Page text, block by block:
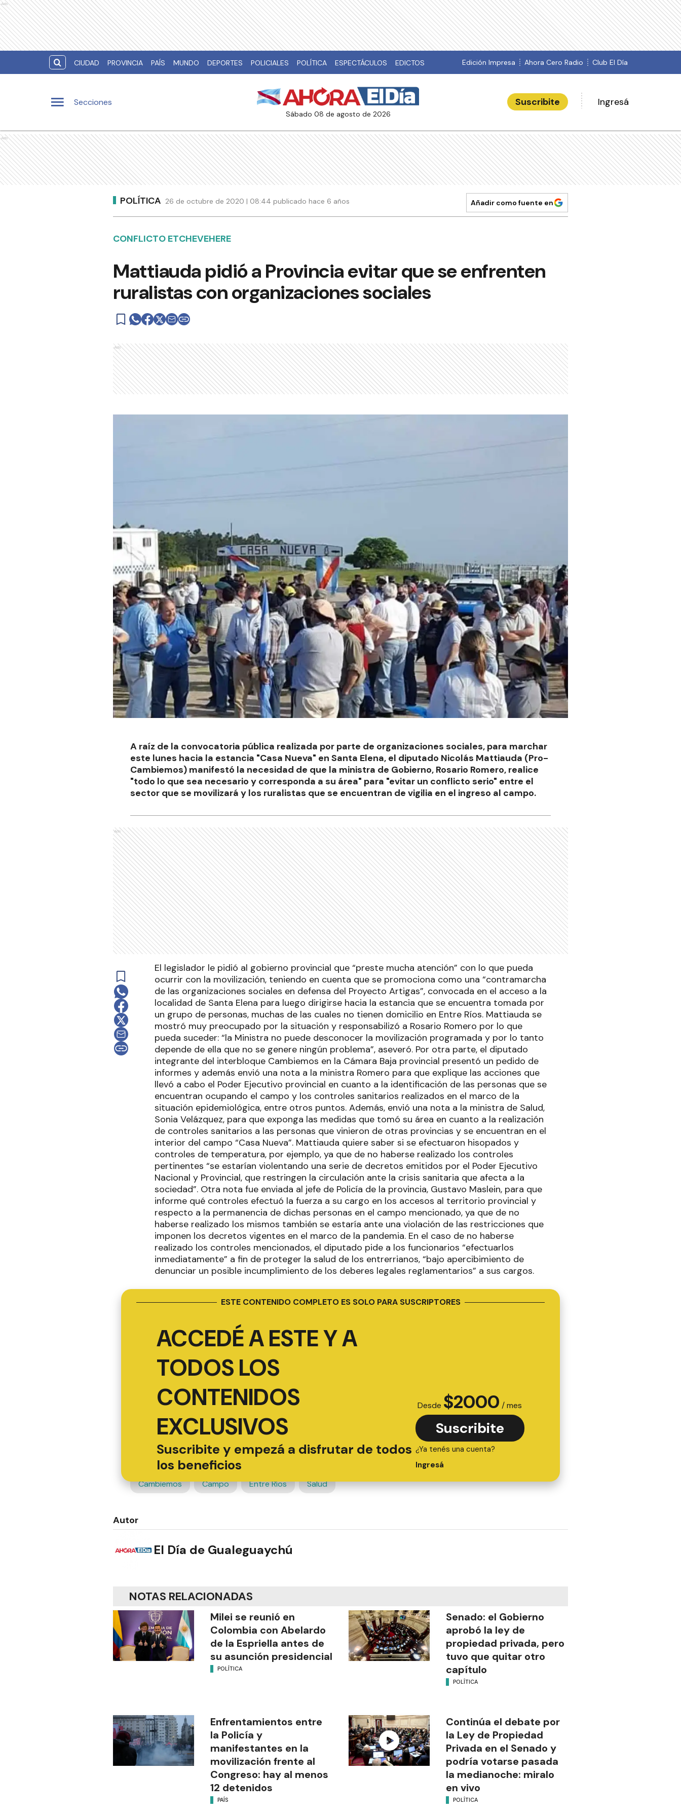
Ads
CIUDAD PROVINCIA PAÍS MUNDO DEPORTES POLICIALES POLÍTICA ESPECTÁCULOS EDICTOS Edición Impresa Ahora Cero Radio Club El Día
Secciones
sábado 08 de agosto de 2026
Suscribite Ingresá
Ads
POLÍTICA 26 de octubre de 2020 | 08:44 publicado hace 6 años Añadir como fuente en
CONFLICTO ETCHEVEHERE
Mattiauda pidió a Provincia evitar que se enfrenten
ruralistas con organizaciones sociales
Ads
A raíz de la convocatoria pública realizada por parte de organizaciones sociales, para marchar
este lunes hacia la estancia "Casa Nueva" en Santa Elena, el diputado Nicolás Mattiauda (Pro-
Cambiemos) manifestó la necesidad de que la ministra de Gobierno, Rosario Romero, realice
"todo lo que sea necesario y corresponda a su área" para "evitar un conflicto serio" entre el
sector que se movilizará y los ruralistas que se encuentran de vigilia en el ingreso al campo.
Ads
El legislador le pidió al gobierno provincial que “preste mucha atención” con lo que pueda
ocurrir con la movilización, teniendo en cuenta que se promociona como una “contramarcha
de las organizaciones sociales en defensa del Proyecto Artigas”, convocada en el acceso a la
localidad de Santa Elena para luego dirigirse hacia la estancia que se encuentra tomada por
un grupo de personas, muchas de las cuales no tienen domicilio en Entre Ríos. Mattiauda se
mostró muy preocupado por la situación y responsabilizó a Rosario Romero por lo que
pueda suceder: “la Ministra no puede desconocer la movilización programada y por lo tanto
depende de ella que no se genere ningún problema”, aseveró. Por otra parte, el diputado
integrante del interbloque Cambiemos en la Cámara Baja provincial presentó un pedido de
informes y además envió una nota a la ministra Romero para que explique las acciones que
llevó a cabo el Poder Ejecutivo provincial en cuanto a la identificación de las personas que se
encuentran ocupando el campo y los controles sanitarios realizados en el marco de la
situación epidemiológica, entre otros puntos. Además, envió una nota a la ministra de Salud,
Sonia Velázquez, para que exponga las medidas que tomó su área en cuanto a la realización
de controles sanitarios a las personas que vinieron de otras provincias y se encuentran en el
interior del campo “Casa Nueva”. Mattiauda quiere saber si se efectuaron hisopados y
controles de temperatura, por ejemplo, ya que de no haberse realizado los controles
pertinentes “se estarían violentando una serie de decretos emitidos por el Poder Ejecutivo
Nacional y Provincial, que restringen la circulación ante la crisis sanitaria que afecta a la
sociedad”. Otra nota fue enviada al jefe de Policía de la provincia, Gustavo Maslein, para que
informe qué controles efectuó la fuerza a su cargo en los accesos al territorio provincial y
respecto a la permanencia de dichas personas en el campo mencionado, ya que de no
haberse realizado los mismos también se estaría ante una violación de las restricciones que
imponen los decretos vigentes en el marco de la pandemia. En el caso de no haberse
realizado los controles mencionados, el diputado pide a los funcionarios “efectuarlos
inmediatamente” a fin de proteger la salud de los entrerrianos, “bajo apercibimiento de
denunciar un posible incumplimiento de los deberes legales reglamentarios” a sus cargos.
ESTE CONTENIDO COMPLETO ES SOLO PARA SUSCRIPTORES
ACCEDÉ A ESTE Y A
TODOS LOS
CONTENIDOS
EXCLUSIVOS
Suscribite y empezá a disfrutar de todos
los beneficios
Desde $2000 / mes
Suscribite
¿Ya tenés una cuenta?
Ingresá
Cambiemos Campo Entre Ríos Salud
Autor
El Día de Gualeguaychú
NOTAS RELACIONADAS
Milei se reunió en
Colombia con Abelardo
de la Espriella antes de
su asunción presidencial
POLÍTICA
Senado: el Gobierno
aprobó la ley de
propiedad privada, pero
tuvo que quitar otro
capítulo
POLÍTICA
Enfrentamientos entre
la Policía y
manifestantes en la
movilización frente al
Congreso: hay al menos
12 detenidos
PAÍS
Continúa el debate por
la Ley de Propiedad
Privada en el Senado y
podría votarse pasada
la medianoche: miralo
en vivo
POLÍTICA